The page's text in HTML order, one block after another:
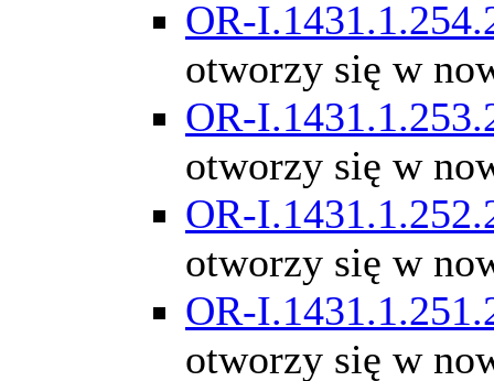
OR-
otworzy się w
OR-
otworzy się w
OR-
otworzy się w
OR-
otworzy się w